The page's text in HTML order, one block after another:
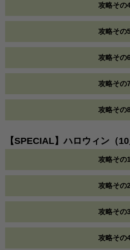
攻略その
攻略その
攻略その6
攻略その7
攻略その
【SPECIAL】ハロウィン（10
攻略その1
攻略その2
攻略その3
攻略その